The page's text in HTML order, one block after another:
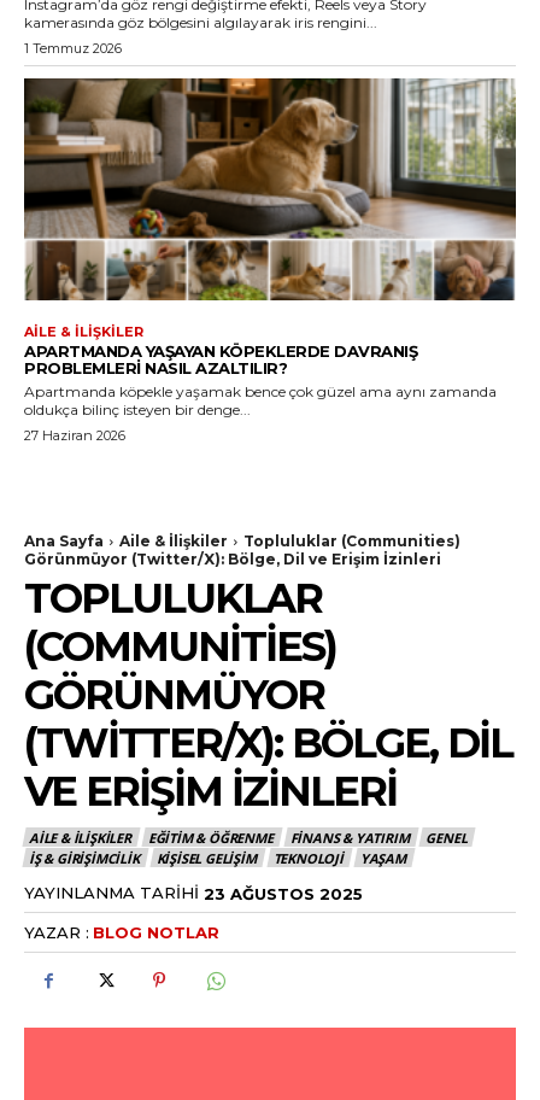
Instagram’da göz rengi değiştirme efekti, Reels veya Story
kamerasında göz bölgesini algılayarak iris rengini...
1 Temmuz 2026
AILE & İLIŞKILER
APARTMANDA YAŞAYAN KÖPEKLERDE DAVRANIŞ
PROBLEMLERI NASIL AZALTILIR?
Apartmanda köpekle yaşamak bence çok güzel ama aynı zamanda
oldukça bilinç isteyen bir denge...
27 Haziran 2026